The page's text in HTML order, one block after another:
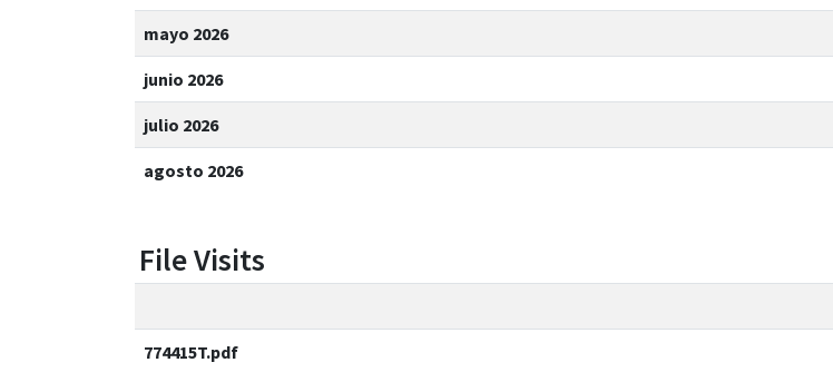
mayo 2026
junio 2026
julio 2026
agosto 2026
File Visits
774415T.pdf